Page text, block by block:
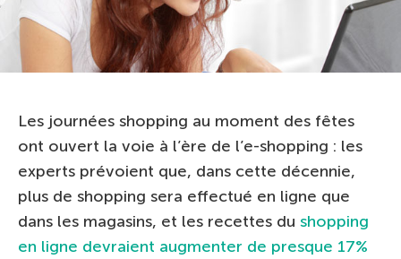
Les journées shopping au moment des fêtes
ont ouvert la voie à l’ère de l’e-shopping : les
experts prévoient que, dans cette décennie,
plus de shopping sera effectué en ligne que
dans les magasins, et les recettes du shopping
en ligne devraient augmenter de presque 17%